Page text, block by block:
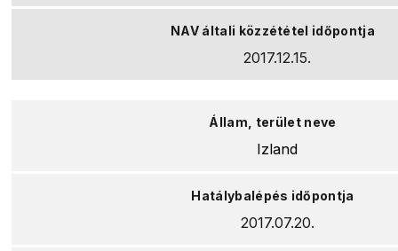
2017.12.15.
Izland
2017.07.20.